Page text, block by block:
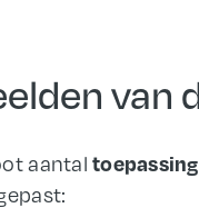
van
aantal